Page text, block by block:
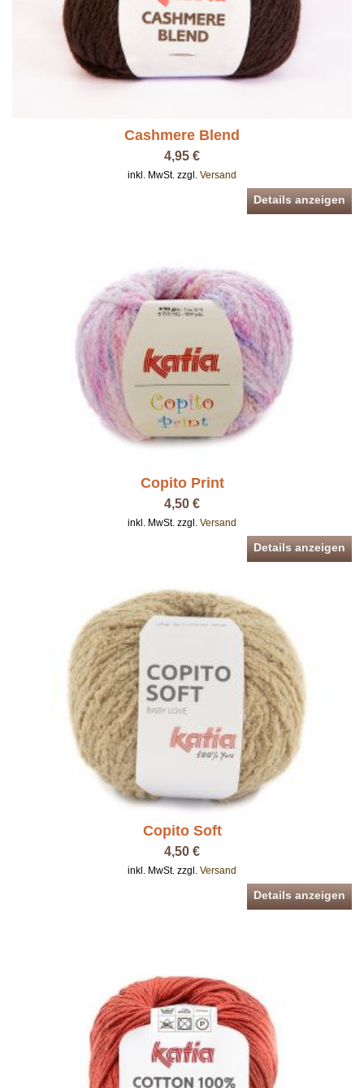
Cashmere Blend
4,95 €
inkl. MwSt. zzgl. Versand
Details anzeigen
Copito Print
4,50 €
inkl. MwSt. zzgl. Versand
Details anzeigen
Copito Soft
4,50 €
inkl. MwSt. zzgl. Versand
Details anzeigen